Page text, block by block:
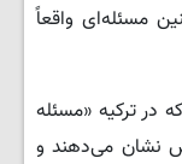
مسئله‌ای واقعاً
در ترکیه «مسئله
نشان می‌دهند و